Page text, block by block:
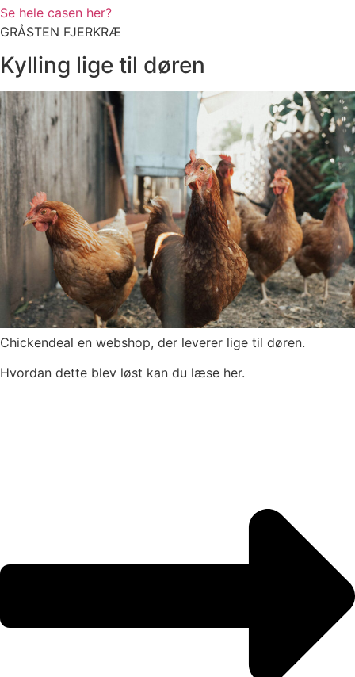
Se hele casen her?
GRÅSTEN FJERKRÆ
Kylling lige til døren
Chickendeal en webshop, der leverer lige til døren.
Hvordan dette blev løst kan du læse her.